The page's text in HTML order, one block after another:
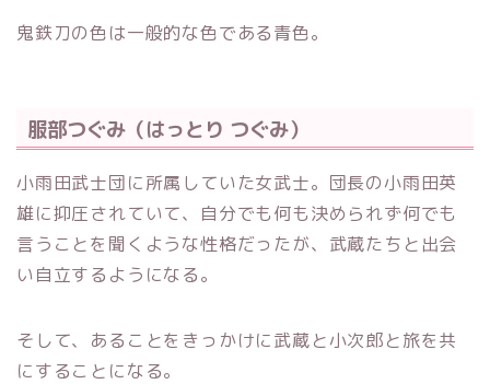
鬼鉄刀の色は一般的な色である青色。
服部つぐみ（はっとり つぐみ）
小雨田武士団に所属していた女武士。団長の小雨田英
雄に抑圧されていて、自分でも何も決められず何でも
言うことを聞くような性格だったが、武蔵たちと出会
い自立するようになる。
そして、あることをきっかけに武蔵と小次郎と旅を共
にすることになる。